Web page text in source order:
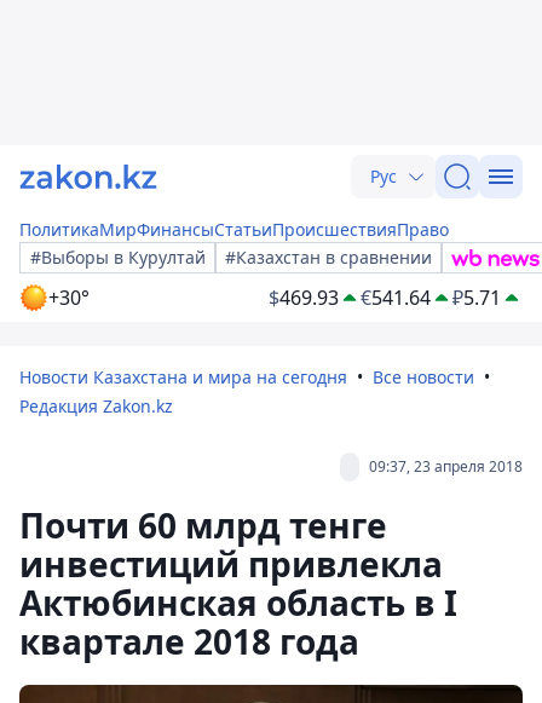
Рус
ПолитикаМирФинансыСтатьиПроисшествияПраво
#Выборы в Курултай
#Казахстан в сравнении
+30° $469.93 €541.64 ₽5.71
Новости Казахстана и мира на сегодня
Все новости
Редакция Zakon.kz
09:37, 23 апреля 2018
Почти 60 млрд тенге
инвестиций привлекла
Актюбинская область в I
квартале 2018 года